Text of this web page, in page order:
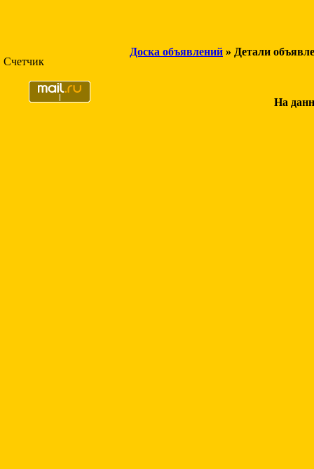
Счетчик
Доска объявлений » Детали
На